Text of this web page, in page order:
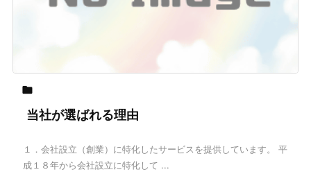

当社が選ばれる理由
１．会社設立（創業）に特化したサービスを提供しています。 平
成１８年から会社設立に特化して ...